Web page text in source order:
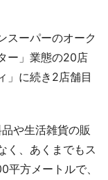
スーパーのオーク
ー」業態の20店
」に続き2店舗目
や生活雑貨の販
く、あくまでもス
方メートルで、